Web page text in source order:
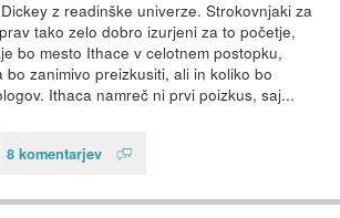
z readinške univerze. Strokovnjaki za
tako zelo dobro izurjeni za to početje,
bo mesto Ithace v celotnem postopku,
zanimivo preizkusiti, ali in koliko bo
Ithaca namreč ni prvi poizkus, saj...
8 komentarjev